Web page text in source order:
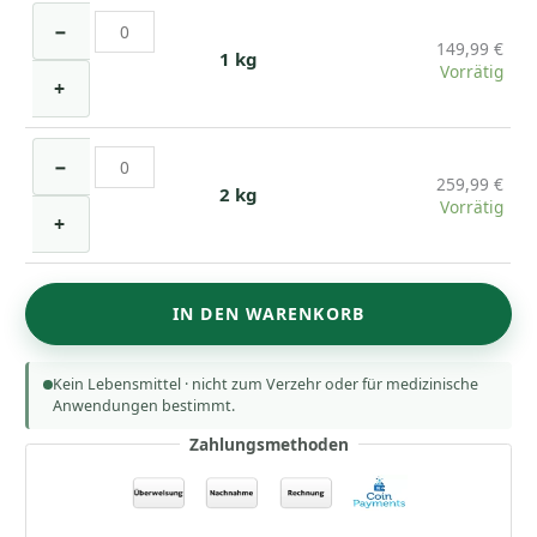
−
Borneo
Maengda
Menge
+
1 kg Borneo Maengda Vein 1000g
149,99€
Vorrätig
−
Borneo
Maengda
+
2 kg Borneo Maengda Vein 2000g
259,99€
Vorrätig
IN DEN WARENKORB
Kein Lebensmittel · nicht zum Verzehr oder für medizinische
Anwendungen bestimmt.
Zahlungsmethoden